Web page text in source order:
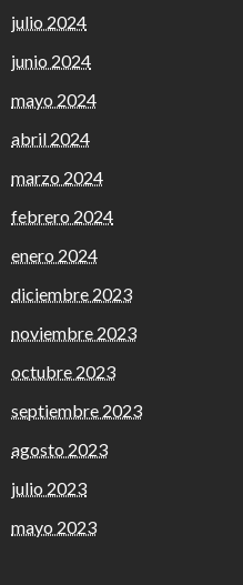
julio 2024
junio 2024
mayo 2024
abril 2024
marzo 2024
febrero 2024
enero 2024
diciembre 2023
noviembre 2023
octubre 2023
septiembre 2023
agosto 2023
julio 2023
mayo 2023